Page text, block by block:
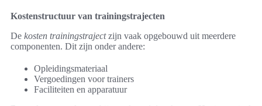
Kostenstructuur van trainingstrajecten
De kosten trainingstrajectzijn vaak opgebouwd uit meerdere
componenten. Dit zijn onder andere:
Opleidingsmateriaal
Vergoedingen voor trainers
Faciliteiten en apparatuur